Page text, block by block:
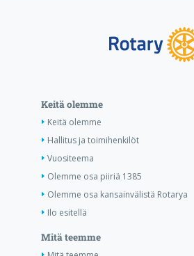
Keitä olemme
Keitä olemme
Hallitus ja toimihenkilöt
Vuositeema
Olemme osa piiriä 1385
Olemme osa kansainvälistä Rotarya
Ilo esitellä
Mitä teemme